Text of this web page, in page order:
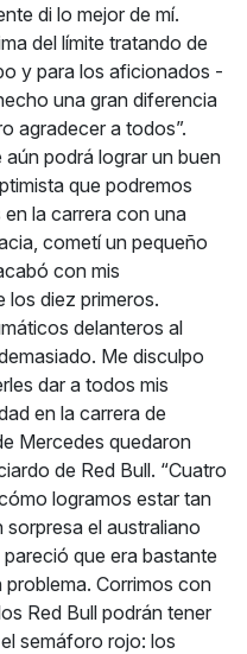
di lo mejor de mí.
del límite tratando de
y para los aficionados -
una gran diferencia
agradecer a todos”.
aún podrá lograr un buen
que podremos
la carrera con una
cometí un pequeño
con mis
los diez primeros.
delanteros al
Me disculpo
dar a todos mis
en la carrera de
Mercedes quedaron
de Red Bull. “Cuatro
logramos estar tan
el australiano
que era bastante
Corrimos con
Red Bull podrán tener
semáforo rojo: los